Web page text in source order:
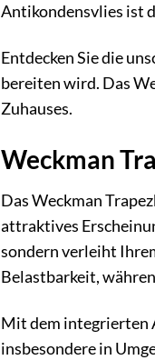
Antikondensvlies ist
Entdecken Sie die
bereiten wird. Das
Zuhauses.
Weckman
Das Weckman
attraktives
sondern verleiht
Belastbarkeit,
Mit dem integrierten
insbesondere in